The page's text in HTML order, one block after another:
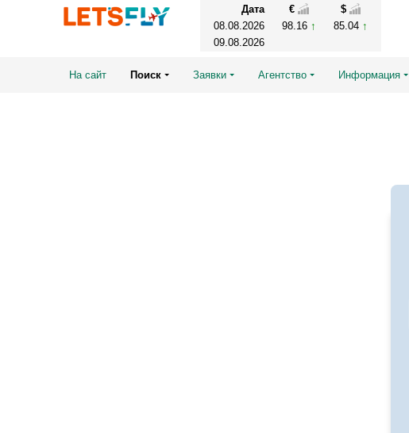
Дата €
$
08.08.2026
98.16
85.04
09.08.2026
На сайт Поиск Заявки Агентство Информация